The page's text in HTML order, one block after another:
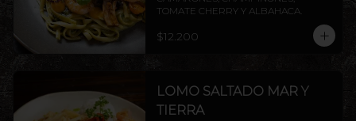
TOMATE CHERRY Y ALBAHACA.
$12.200
LOMO SALTADO MAR Y
TIERRA